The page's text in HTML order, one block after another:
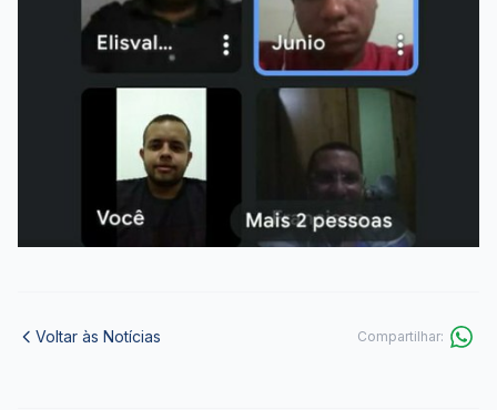
Voltar às Notícias Compartilhar: